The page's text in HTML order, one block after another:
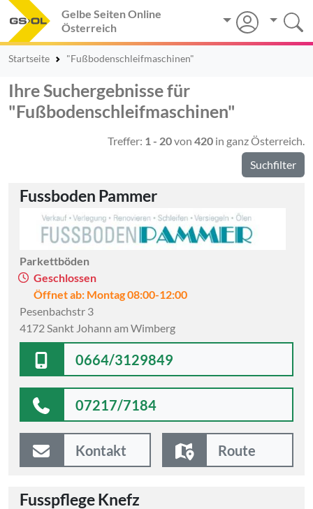
Gelbe Seiten Online
Österreich
Startseite "Fußbodenschleifmaschinen"
Ihre Suchergebnisse für
"Fußbodenschleifmaschinen"
Treffer: 1 - 20von 420 in ganz Österreich.
Suchfilter
Fussboden Pammer
Parkettböden
Geschlossen
Öffnet ab: Montag 08:00-12:00
Pesenbachstr 3
4172 Sankt Johann am Wimberg
0664/3129849
07217/7184
Kontakt Route
Fusspflege Knefz